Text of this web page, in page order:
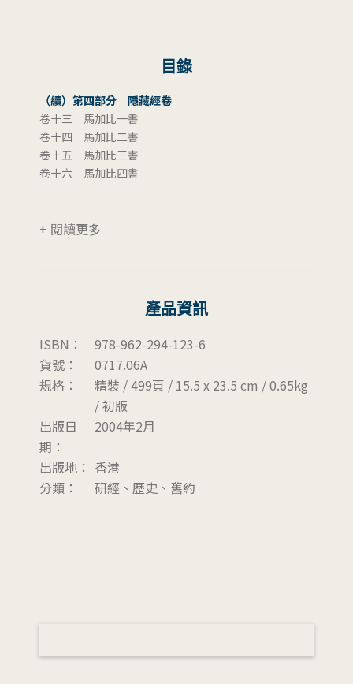
目錄
（續）第四部分 隱藏經卷
卷十三 馬加比一書
卷十四 馬加比二書
卷十五 馬加比三書
卷十六 馬加比四書
+ 閱讀更多
產品資訊
ISBN：
978-962-294-123-6
貨號：
0717.06A
規格：
精裝 / 499頁 / 15.5 x 23.5 cm / 0.65kg
/ 初版
出版日
期：
2004年2月
出版地： 香港
分類：
研經、歷史、舊約